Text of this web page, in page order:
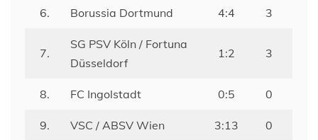
6. Borussia Dortmund 4:4 3
7.
SG PSV Köln / Fortuna
Düsseldorf
1:2 3
8. FC Ingolstadt 0:5 0
9. VSC / ABSV Wien 3:13 0